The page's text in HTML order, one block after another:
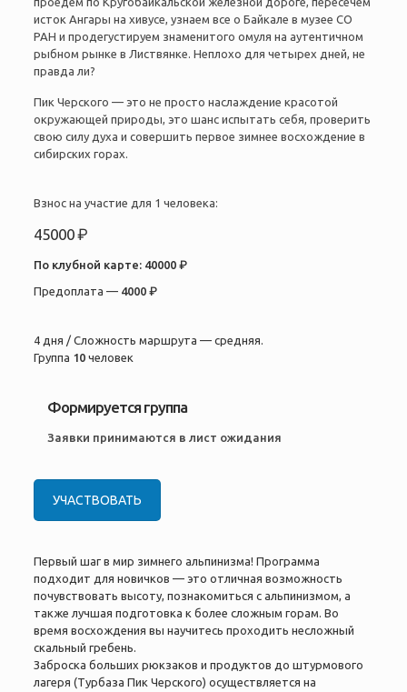
исток Ангары на хивусе, узнаем все о Байкале в музее СО
РАН и продегустируем знаменитого омуля на аутентичном
рыбном рынке в Листвянке. Неплохо для четырех дней, не
правда ли?
Пик Черского — это не просто наслаждение красотой
окружающей природы, это шанс испытать себя, проверить
свою силу духа и совершить первое зимнее восхождение в
сибирских горах.
Взнос на участие для 1 человека:
45000 ₽
По клубной карте: 40000 ₽
Предоплата — 4000 ₽
4 дня / Сложность маршрута — средняя.
Группа 10человек
Формируется группа
Заявки принимаются в лист ожидания
УЧАСТВОВАТЬ
Первый шаг в мир зимнего альпинизма! Программа
подходит для новичков — это отличная возможность
почувствовать высоту, познакомиться с альпинизмом, а
также лучшая подготовка к более сложным горам. Во
время восхождения вы научитесь проходить несложный
скальный гребень.
Заброска больших рюкзаков и продуктов до штурмового
лагеря (Турбаза Пик Черского) осуществляется на